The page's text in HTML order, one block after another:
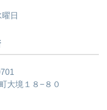
日
大境１８−８０